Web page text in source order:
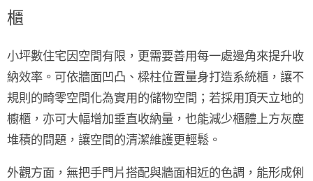
櫃
小坪數住宅因空間有限，更需要善用每一處邊角來提升收
納效率。可依牆面凹凸、樑柱位置量身打造系統櫃，讓不
規則的畸零空間化為實用的儲物空間；若採用頂天立地的
櫥櫃，亦可大幅增加垂直收納量，也能減少櫃體上方灰塵
堆積的問題，讓空間的清潔維護更輕鬆。
外觀方面， 無把手門片搭配與牆面相近的色調 ，能形成俐